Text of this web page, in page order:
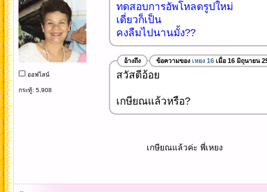
ออฟไลน์
กระทู้: 5,908
ทดสอบการอัพโหลดรูปใหม่
เดี่ยวก็เป็น
คงลืมไปนานมั้ง??
อ้างถึง ข้อความของ เหยง 16เมื่อ 16 มิถุนายน
สวัสดีอ้อย
เกษียณแล้วหรือ?
เกษียณแล้วค่ะ พี่เหยง